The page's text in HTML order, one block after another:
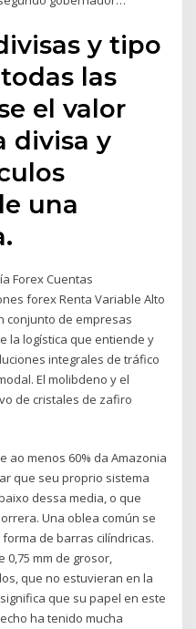
y tipo
las
el valor
divisa y
una
Forex Cuentas
forex Renta Variable Alto
conjunto de empresas
la logística que entiende y
integrales de tráfico
El molibdeno y el
de cristales de zafiro
ao menos 60% da Amazonia
que seu proprio sistema
dessa media, o que
Una oblea común se
de barras cilíndricas.
0,75 mm de grosor,
que no estuvieran en la
que su papel en este
ha tenido mucha